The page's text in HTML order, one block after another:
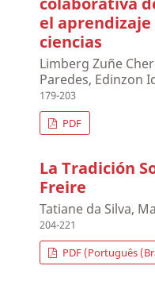
el
ciencias
Limberg Zuñe
Paredes, Edinzon
179-203
PDF
La Tradición
Freire
Tatiane da Silva,
204-221
PDF (Português